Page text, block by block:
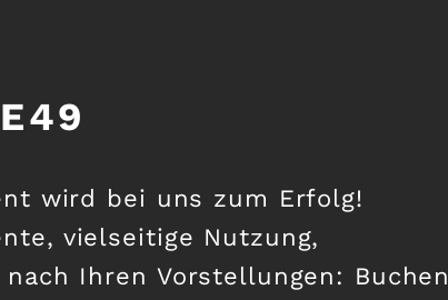
wird bei uns zum Erfolg!
vielseitige Nutzung,
Ihren Vorstellungen: Buchen